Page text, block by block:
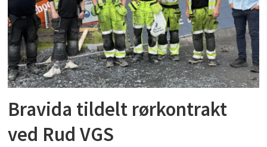
Bravida tildelt rørkontrakt
ved Rud VGS